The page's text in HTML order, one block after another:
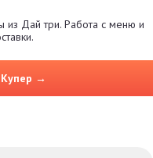
из Дай три. Работа с меню и
Купер →